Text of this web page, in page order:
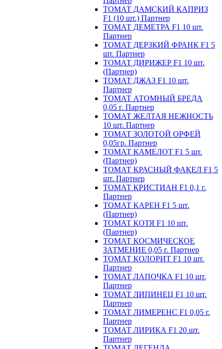
ТОМАТ ДАМСКИЙ КАПРИЗ
F1 (10 шт.) Партнер
ТОМАТ ДЕМЕТРА F1 10 шт.
Партнер
ТОМАТ ДЕРЗКИЙ ФРАНК F1 5
шт. Партнер
ТОМАТ ДИРИЖЕР F1 10 шт.
(Партнер)
ТОМАТ ДЖАЗ F1 10 шт.
Партнер
ТОМАТ АТОМНЫЙ БРЕДА
0,05 г. Партнер
ТОМАТ ЖЕЛТАЯ НЕЖНОСТЬ
10 шт. Партнер
ТОМАТ ЗОЛОТОЙ ОРФЕЙ
0,05гр. Партнер
ТОМАТ КАМЕЛОТ F1 5 шт.
(Партнер)
ТОМАТ КРАСНЫЙ ФАКЕЛ F1 5
шт. Партнер
ТОМАТ КРИСТИАН F1 0,1 г.
Партнер
ТОМАТ КАРЕН F1 5 шт.
(Партнер)
ТОМАТ КОТЯ F1 10 шт.
(Партнер)
ТОМАТ КОСМИЧЕСКОЕ
ЗАТМЕНИЕ 0,05 г. Партнер
ТОМАТ КОЛОРИТ F1 10 шт.
Партнер
ТОМАТ ЛАПОЧКА F1 10 шт.
Партнер
ТОМАТ ЛИПИНЕЦ F1 10 шт.
Партнер
ТОМАТ ЛИМЕРЕНС F1 0,05 г.
Партнер
ТОМАТ ЛИРИКА F1 20 шт.
Партнер